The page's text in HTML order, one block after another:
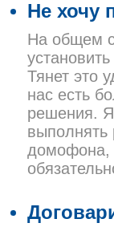
Не хочу
На общем
Тянет это
нас есть
решения. Я
выполнять
домофона,